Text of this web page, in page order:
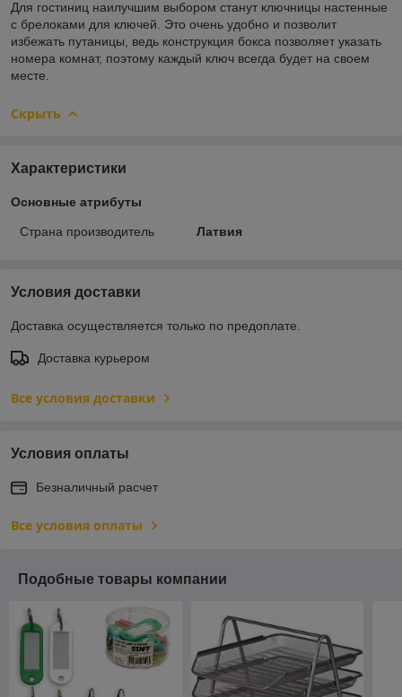
Для гостиниц наилучшим выбором станут ключницы настенные
с брелоками для ключей. Это очень удобно и позволит
избежать путаницы, ведь конструкция бокса позволяет указать
номера комнат, поэтому каждый ключ всегда будет на своем
месте.
Скрыть
Характеристики
Основные атрибуты
Страна производитель Латвия
Условия доставки
Доставка осуществляется только по предоплате.
Доставка курьером
Все условия доставки
Условия оплаты
Безналичный расчет
Все условия оплаты
Подобные товары компании